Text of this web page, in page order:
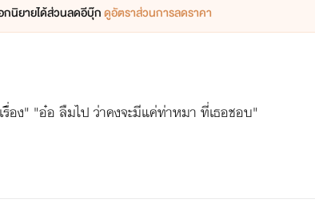
กนิยายได้ส่วนลดอีบุ๊กดูอัตราส่วนการลดราคา
อง" "อ๋อ ลืมไป ว่าคงจะมีแค่ท่าหมา ที่เธอชอบ"